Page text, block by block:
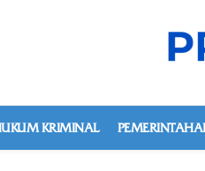
KRIMINAL